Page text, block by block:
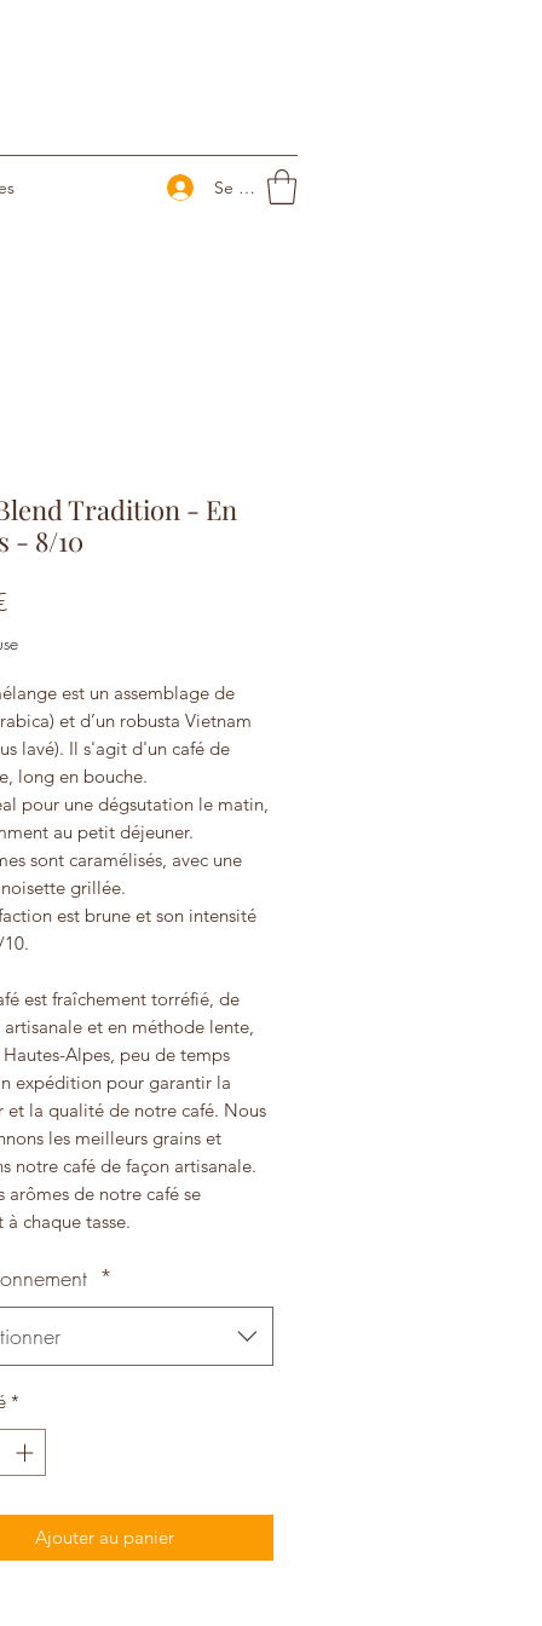
Se connecter
Tradition - En
- 8/10
Prix
est un assemblage de
et d’un robusta Vietnam
lavé). Il s'agit d'un café de
long en bouche.
pour une dégsutation le matin,
au petit déjeuner.
sont caramélisés, avec une
grillée.
est brune et son intensité
est fraîchement torréfié, de
et en méthode lente,
Hautes-Alpes, peu de temps
expédition pour garantir la
et la qualité de notre café. Nous
les meilleurs grains et
notre café de façon artisanale.
arômes de notre café se
à chaque tasse.
*
*
Ajouter au panier